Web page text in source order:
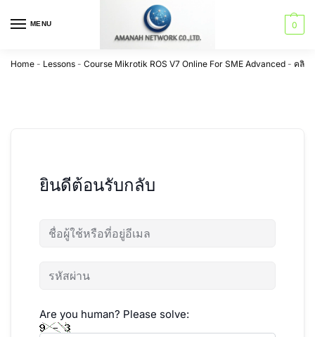
MENU 0
Home - Lessons - Course Mikrotik ROS V7 Online For SME Advanced - คลิป
ยินดีต้อนรับกลับ
Are you human? Please solve: